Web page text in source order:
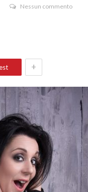
Nessun commento
+